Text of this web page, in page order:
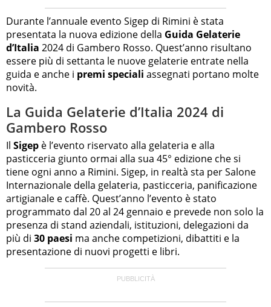
Durante l’annuale evento Sigep di Rimini è stata
presentata la nuova edizione della Guida Gelaterie
d’Italia 2024 di Gambero Rosso. Quest’anno risultano
essere più di settanta le nuove gelaterie entrate nella
guida e anche i premi speciali assegnati portano molte
novità.
La Guida Gelaterie d’Italia 2024 di
Gambero Rosso
Il Sigep è l’evento riservato alla gelateria e alla
pasticceria giunto ormai alla sua 45° edizione che si
tiene ogni anno a Rimini. Sigep, in realtà sta per Salone
Internazionale della gelateria, pasticceria, panificazione
artigianale e caffè. Quest’anno l’evento è stato
programmato dal 20 al 24 gennaio e prevede non solo la
presenza di stand aziendali, istituzioni, delegazioni da
più di 30 paesi ma anche competizioni, dibattiti e la
presentazione di nuovi progetti e libri.